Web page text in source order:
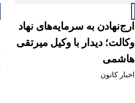
ارج‌نهادن به سرمایه‌های نهاد
وکالت؛ دیدار با وکیل میرتقی
هاشمی
اخبار کانون